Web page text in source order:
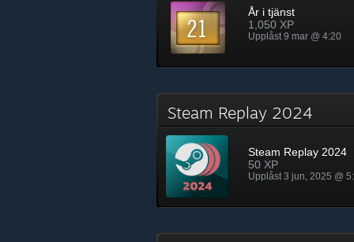
År i tjänst
1,050 XP
Upplåst 9 mar @ 4:20
Steam Replay 2024
Steam Replay 2024
50 XP
Upplåst 3 jun, 2025 @